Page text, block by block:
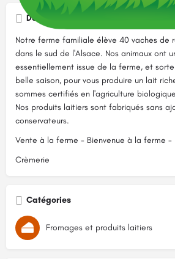
Description
Notre ferme familiale élève 40 vaches de
dans le sud de l'Alsace. Nos animaux ont
essentiellement issue de la ferme, et
belle saison, pour vous produire un lait
sommes certifiés en l'agriculture
Nos produits laitiers sont fabriqués sans
conservateurs.
Vente à la ferme - Bienvenue à la ferme -
Crèmerie
Catégories
Fromages et produits laitiers